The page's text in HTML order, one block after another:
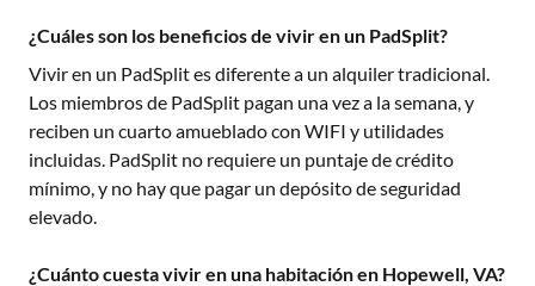
¿Cuáles son los beneficios de vivir en un PadSplit?
Vivir en un PadSplit es diferente a un alquiler tradicional.
Los miembros de PadSplit pagan una vez a la semana, y
reciben un cuarto amueblado con WIFI y utilidades
incluidas. PadSplit no requiere un puntaje de crédito
mínimo, y no hay que pagar un depósito de seguridad
elevado.
¿Cuánto cuesta vivir en una habitación en Hopewell, VA?